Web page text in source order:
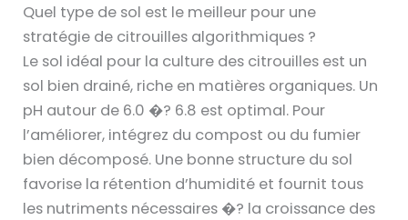
Quel type de sol est le meilleur pour une
stratégie de citrouilles algorithmiques ?
Le sol idéal pour la culture des citrouilles est un
sol bien drainé, riche en matières organiques. Un
pH autour de 6.0 �? 6.8 est optimal. Pour
l’améliorer, intégrez du compost ou du fumier
bien décomposé. Une bonne structure du sol
favorise la rétention d’humidité et fournit tous
les nutriments nécessaires �? la croissance des